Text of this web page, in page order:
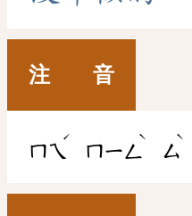
注 音
ㄇㄟ
ˊ
ㄇㄧㄥ
ˋ
ㄙ
ˋ